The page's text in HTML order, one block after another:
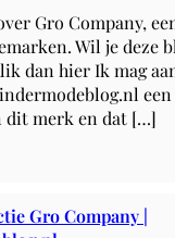
Gro Company,
Wil je deze
dan hier Ik mag
dit merk en dat […]
Gro Company |